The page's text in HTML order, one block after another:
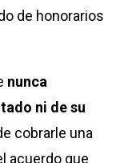
de honorarios
nunca
ni de su
cobrarle una
acuerdo que